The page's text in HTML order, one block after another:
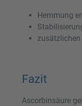
Hemmung
Fazit
Ascorbinsäure